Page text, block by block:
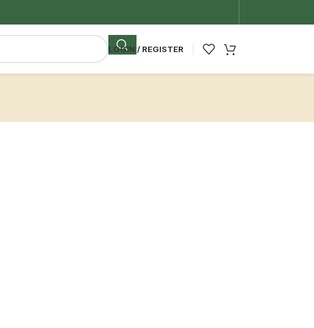
LOGIN / REGISTER